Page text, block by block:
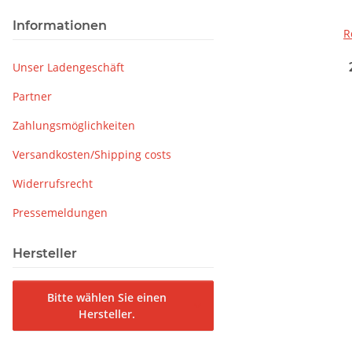
Informationen
Unser Ladengeschäft
Partner
Zahlungsmöglichkeiten
Versandkosten/Shipping costs
Widerrufsrecht
Pressemeldungen
Hersteller
Bitte wählen Sie einen
Hersteller.